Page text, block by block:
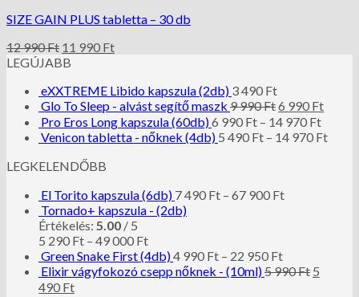
SIZE GAIN PLUS tabletta – 30 db
12 990Ft 11 990 Ft
LEGÚJABB
eXXTREME Libido kapszula (2db) 3 490 Ft
Glo To Sleep - alvást segítő maszk 9 990Ft6 990 Ft
Pro Eros Long kapszula (60db)6 990 Ft – 14 970 Ft
Venicon tabletta - nőknek (4db) 5 490 Ft – 14 970 Ft
LEGKELENDŐBB
El Torito kapszula (6db) 7 490 Ft – 67 900 Ft
Tornado+ kapszula - (2db)
Értékelés: 5.00 / 5
5 290 Ft – 49 000 Ft
Green Snake First (4db)4 990 Ft – 22 950 Ft
Elixir vágyfokozó csepp nőknek - (10ml)5 990Ft 5
490 Ft